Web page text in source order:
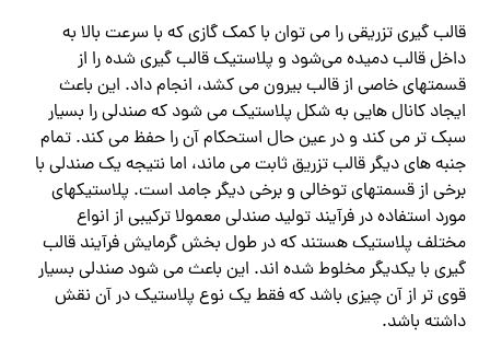
قالب‌ گیری تزریقی را می‌ توان با کمک گازی که با سرعت بالا به
داخل قالب دمیده می‌شود و پلاستیک قالب‌ گیری شده را از
قسمتهای خاصی از قالب بیرون می‌ کشد، انجام داد. این باعث
ایجاد کانال هایی به شکل پلاستیک می شود که صندلی را بسیار
سبک تر می کند و در عین حال استحکام آن را حفظ می کند. تمام
جنبه های دیگر قالب تزریق ثابت می ماند، اما نتیجه یک صندلی با
برخی از قسمتهای توخالی و برخی دیگر جامد است. پلاستیکهای
مورد استفاده در فرآیند تولید صندلی معمولا ترکیبی از انواع
مختلف پلاستیک هستند که در طول بخش گرمایش فرآیند قالب
گیری با یکدیگر مخلوط شده اند. این باعث می شود صندلی بسیار
قوی تر از آن چیزی باشد که فقط یک نوع پلاستیک در آن نقش
داشته باشد.